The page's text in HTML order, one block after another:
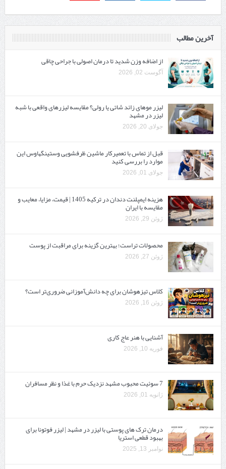
آخرین مطالب
از اضافه وزن شدید تا درمان اصولی با جراحی چاقی
آگوست 02, 2026
لیزر موهای زائد شاتی یا رولی؟ مقایسه لیزرهای واقعی با شبه‌
لیزر در مشهد
جولای 20, 2026
قبل از تماس با تعمیرکار ماشین ظرفشویی وستینگهاوس این
موارد را بررسی کنید
جولای 01, 2026
هزینه ایمپلنت دندان در ترکیه 1405 | قیمت، مزایا، معایب و
مقایسه با ایران
ژوئن 29, 2026
محصولات تراست؛ بهترین گزینه برای مراقبت از پوست
ژوئن 27, 2026
کلاس تیزهوشان برای چه دانش‌آموزانی ضروری‌تر است؟
ژوئن 16, 2026
آشنایی با هنر عاج کاری
فوریه 10, 2026
7 سوئیت محبوب مشهد نزدیک حرم با غذا و نظر مسافران
ژانویه 01, 2026
درمان ترک های پوستی با لیزر در مشهد | لیزر فوتونا برای
بهبود قطعی استریا
نوامبر 13, 2025